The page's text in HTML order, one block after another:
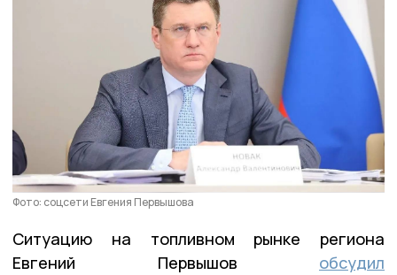
Фото: соцсети Евгения Первышова
Ситуацию на топливном рынке региона
Евгений Первышов обсудил